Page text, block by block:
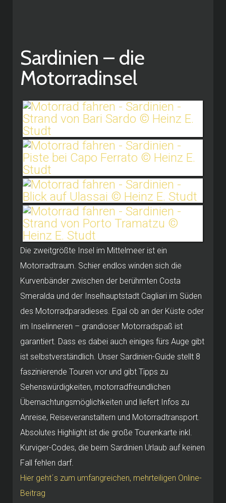
Sardinien – die
Motorradinsel
Die zweitgrößte Insel im Mittelmeer ist ein
Motorradtraum. Schier endlos winden sich die
Kurvenbänder zwischen der berühmten Costa
Smeralda und der Inselhauptstadt Cagliari im Süden
des Motorradparadieses. Egal ob an der Küste oder
im Inselinneren – grandioser Motorradspaß ist
garantiert. Dass es dabei auch einiges fürs Auge gibt
ist selbstverständlich. Unser Sardinien-Guide stellt 8
faszinierende Touren vor und gibt Tipps zu
Sehenswürdigkeiten, motorradfreundlichen
Übernachtungsmöglichkeiten und liefert Infos zu
Anreise, Reiseveranstaltern und Motorradtransport.
Absolutes Highlight ist die große Tourenkarte inkl.
Kurviger-Codes, die beim Sardinien Urlaub auf keinen
Fall fehlen darf.
Hier geht´s zum umfangreichen, mehrteiligen Online-
Beitrag